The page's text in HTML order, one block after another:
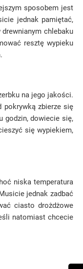
sposobem jest
jednak pamiętać,
chlebaku
resztę wypieku
na jego jakości.
pokrywką zbierze się
godzin, dowiecie się,
się wypiekiem,
niska temperatura
jednak zadbać
ciasto drożdżowe
natomiast chcecie